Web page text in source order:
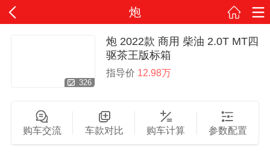
炮
326
炮 2022款 商用 柴油 2.0T MT四
驱茶王版标箱
指导价 12.98万
购车交流 车款对比 购车计算 参数配置